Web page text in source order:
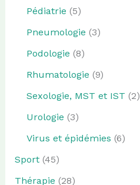
Pédiatrie (5)
Pneumologie (3)
Podologie (8)
Rhumatologie (9)
Sexologie, MST et IST (2)
Urologie (3)
Virus et épidémies (6)
Sport(45)
Thérapie (28)